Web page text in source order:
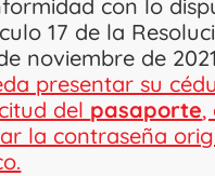
con lo
17 de la
noviembre de
presentar su
del pasaporte,
la contraseña